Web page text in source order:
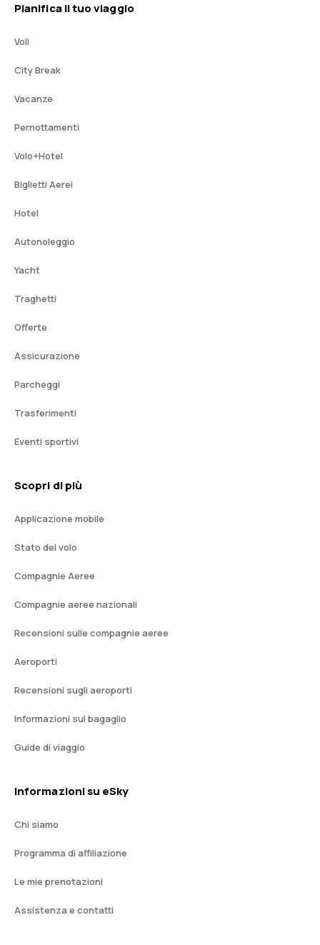
Pianifica il tuo viaggio
Voli
City Break
Vacanze
Pernottamenti
Volo+Hotel
Biglietti Aerei
Hotel
Autonoleggio
Yacht
Traghetti
Offerte
Assicurazione
Parcheggi
Trasferimenti
Eventi sportivi
Scopri di più
Applicazione mobile
Stato del volo
Compagnie Aeree
Compagnie aeree nazionali
Recensioni sulle compagnie aeree
Aeroporti
Recensioni sugli aeroporti
Informazioni sul bagaglio
Guide di viaggio
Informazioni su eSky
Chi siamo
Programma di affiliazione
Le mie prenotazioni
Assistenza e contatti